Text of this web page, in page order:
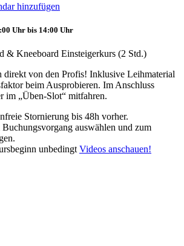
hinzufügen
Uhr bis 14:00 Uhr
& Kneeboard Einsteigerkurs (2 Std.)
direkt von den Profis! Inklusive Leihmaterial
beim Ausprobieren. Im Anschluss
im „Üben-Slot“ mitfahren.
Stornierung bis 48h vorher.
auswählen und zum
unbedingt Videos anschauen!